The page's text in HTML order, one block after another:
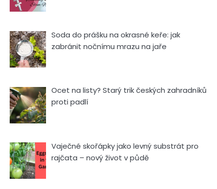
Soda do prášku na okrasné keře: jak
zabránit nočnímu mrazu na jaře
Ocet na listy? Starý trik českých zahradníků
proti padlí
Vaječné skořápky jako levný substrát pro
rajčata – nový život v půdě